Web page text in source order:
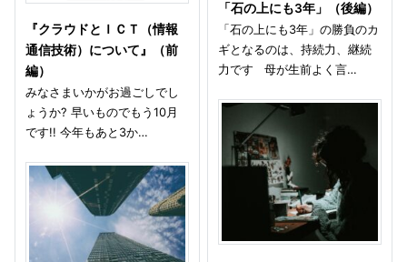
『クラウドとＩＣＴ（情報
通信技術）について』（前
編）
みなさまいかがお過ごしでし
ょうか? 早いものでもう10月
です!! 今年もあと3か…
「石の上にも3年」（後編）
「石の上にも3年」の勝負のカ
ギとなるのは、持続力、継続
力です 母が生前よく言…